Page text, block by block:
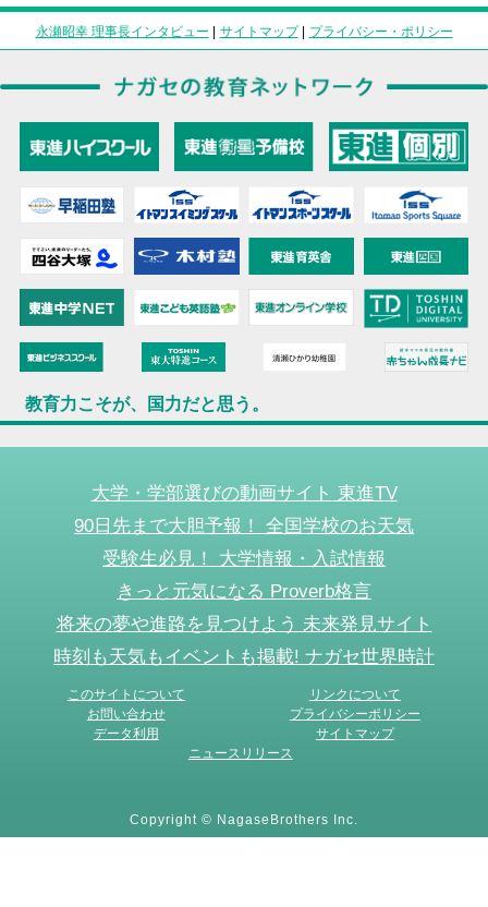
永瀬昭幸 理事長インタビュー | サイトマップ| プライバシー・ポリシー
教育力こそが、国力だと思う。
大学・学部選びの動画サイト 東進TV
90日先まで大胆予報！ 全国学校のお天気
受験生必見！ 大学情報・入試情報
きっと元気になる Proverb格言
将来の夢や進路を見つけよう 未来発見サイト
時刻も天気もイベントも掲載! ナガセ世界時計
このサイトについて
リンクについて
お問い合わせ
プライバシーポリシー
データ利用
サイトマップ
ニュースリリース
Copyright © NagaseBrothers Inc.